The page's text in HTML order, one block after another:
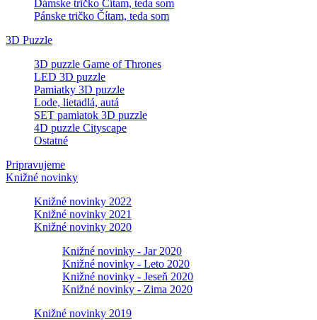
Dámske tričko Čítam, teda som
Pánske tričko Čítam, teda som
3D Puzzle
3D puzzle Game of Thrones
LED 3D puzzle
Pamiatky 3D puzzle
Lode, lietadlá, autá
SET pamiatok 3D puzzle
4D puzzle Cityscape
Ostatné
Pripravujeme
Knižné novinky
Knižné novinky 2022
Knižné novinky 2021
Knižné novinky 2020
Knižné novinky - Jar 2020
Knižné novinky - Leto 2020
Knižné novinky - Jeseň 2020
Knižné novinky - Zima 2020
Knižné novinky 2019